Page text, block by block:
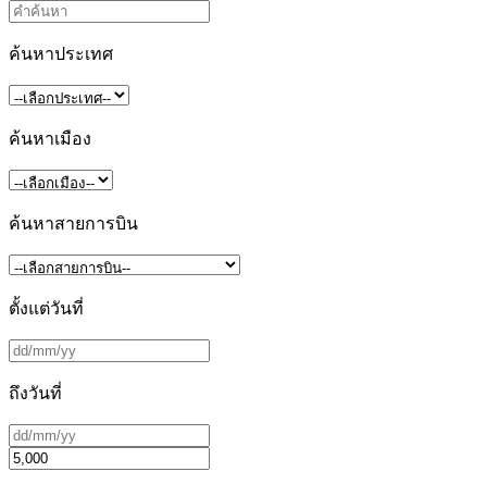
ค้นหาประเทศ
ค้นหาเมือง
ค้นหาสายการบิน
ตั้งแต่วันที่
ถึงวันที่